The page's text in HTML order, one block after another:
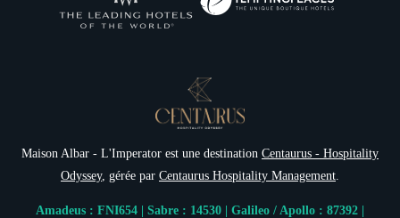
Maison Albar - L'Imperator est une destination Centaurus - Hospitality
Odyssey, gérée par Centaurus Hospitality Management
Amadeus : FNI654 | Sabre : 14530 | Galileo / Apollo : 87392 |